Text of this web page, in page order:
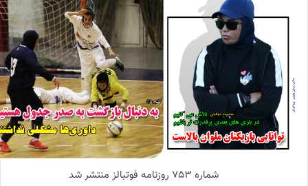
شماره 753 روزنامه فوتبالز منتشر شد